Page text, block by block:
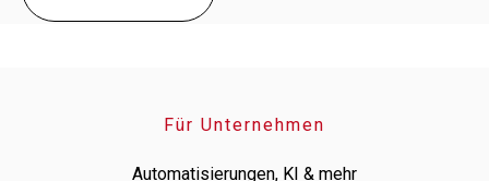
Für Unternehmen
Automatisierungen, KI & mehr